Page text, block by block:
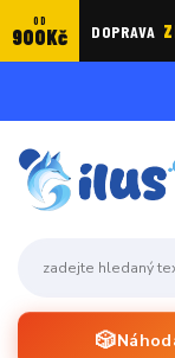
OD
900Kč DOPRAVA
🎲